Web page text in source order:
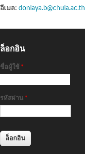
อีเมล: donlaya.b@chula.ac.th
ล็อกอิน
ชื่อผู้ใช้ *
รหัสผ่าน *